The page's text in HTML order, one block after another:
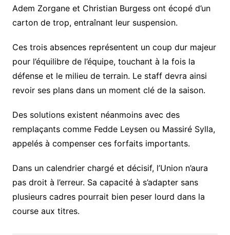
Adem Zorganeet Christian Burgessont écopé d’un
carton de trop, entraînant leur suspension.
Ces trois absences représentent un coup dur majeur
pour l’équilibre de l’équipe, touchant à la fois la
défense et le milieu de terrain. Le staff devra ainsi
revoir ses plans dans un moment clé de la saison.
Des solutions existent néanmoins avec des
remplaçants comme Fedde Leysen ou Massiré Sylla,
appelés à compenser ces forfaits importants.
Dans un calendrier chargé et décisif, l’Union n’aura
pas droit à l’erreur. Sa capacité à s’adapter sans
plusieurs cadres pourrait bien peser lourd dans la
course aux titres.